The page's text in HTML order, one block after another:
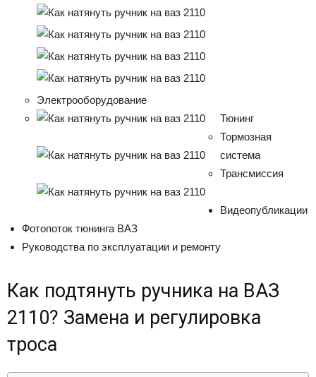
Электрооборудование
Тюнинг
Тормозная
система
Трансмиссия
Видеопубликации
Фотопоток тюнинга ВАЗ
Руководства по эксплуатации и ремонту
Как подтянуть ручника на ВАЗ
2110? Замена и регулировка
троса